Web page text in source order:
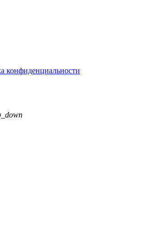
конфиденциальности